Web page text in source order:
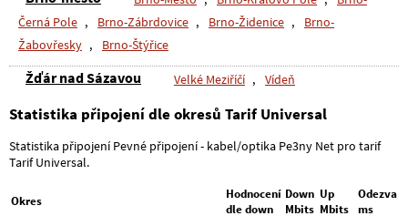
Černá Pole , Brno-Zábrdovice , Brno-Židenice ,
Brno-
Žabovřesky , Brno-Štýřice
Žďár nad Sázavou Velké Meziříčí , Vídeň
Statistika připojení dle okresů Tarif Universal
Statistika připojení Pevné připojení - kabel/optika Pe3ny Net pro tarif
Tarif Universal.
Okres
Hodnocení
dle down
Down
Mbits
Up
Mbits
Odezva
ms